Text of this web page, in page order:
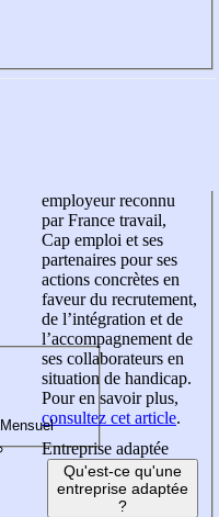
employeur reconnu
par France travail,
Cap emploi et ses
partenaires pour ses
actions concrètes en
faveur du recrutement,
de l’intégration et de
l’accompagnement de
ses collaborateurs en
situation de handicap.
Pour en savoir plus,
consultez cet article.
Entreprise adaptée
Qu'est-ce qu'une
entreprise adaptée
?